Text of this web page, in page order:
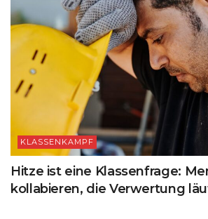
KLASSENKAMPF
Hitze ist eine Klassenfrage:
kollabieren, die Verwertung